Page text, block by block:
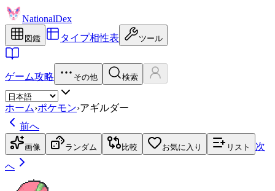
NationalDex
図鑑 タイプ相性表 ツール
ゲーム攻略 その他 検索
ホーム›ポケモン›アギルダー
前へ
画像 ランダム 比較 お気に入り リスト
次
へ